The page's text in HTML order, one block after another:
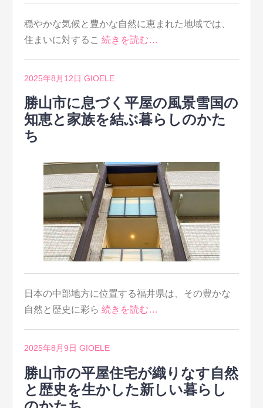
穏やかな気候と豊かな自然に恵まれた地域では、
住まいに対するこ 続きを読む…
2025年8月12日 GIOELE
勝山市に息づく平屋の風景雪国の
知恵と家族を結ぶ暮らしのかた
ち
日本の中部地方に位置する福井県は、その豊かな
自然と歴史に彩ら 続きを読む…
2025年8月9日 GIOELE
勝山市の平屋住宅が織りなす自然
と歴史を生かした新しい暮らし